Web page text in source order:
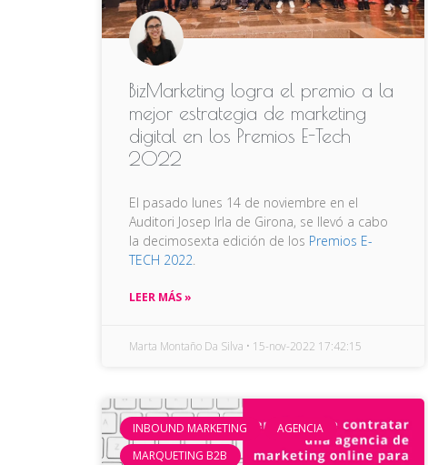
BizMarketing logra el premio a la
mejor estrategia de marketing
digital en los Premios E-Tech
2022
El pasado lunes 14 de noviembre en el
Auditori Josep Irla de Girona, se llevó a cabo
la decimosexta edición de los Premios E-
TECH 2022.
LEER MÁS »
Marta Montaño Da Silva 15-nov-2022 17:42:15
INBOUND MARKETING
AGENCIA
MARQUETING B2B